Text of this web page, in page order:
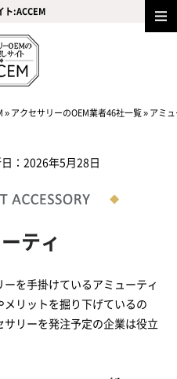
ト:ACCEM
»アクセサリーのOEM業者46社一覧»アミ
： 2026年5月28日
ティ
を手掛けているアミューティ
リットを掘り下げているの
リーを発注予定の企業は役立